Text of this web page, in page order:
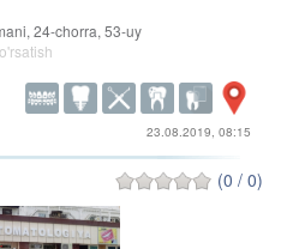
24-chorra, 53-uy
23.08.2019, 08:15
(0 / 0)